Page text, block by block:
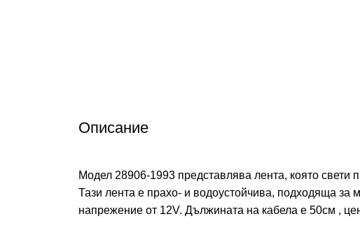
Описание
Модел 28906-1993 представлява лента, която свети
Тази лента е прахо- и водоустойчива, подходяща за
напрежение от 12V. Дължината на кабела е 50см ,